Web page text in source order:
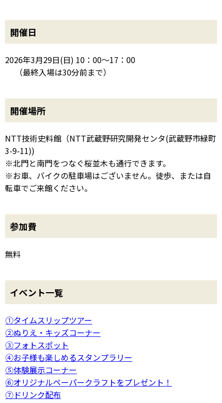
開催日
2026年3月29日(日) 10：00～17：00
（最終入場は30分前まで）
開催場所
NTT技術史料館（NTT武蔵野研究開発センタ(武蔵野市緑町
3-9-11))
※北門と南門をつなぐ桜並木も通行できます。
※お車、バイクの駐車場はございません。徒歩、または自
転車でご来館ください。
参加費
無料
イベント一覧
①タイムスリップツアー
②ぬりえ・キッズコーナー
③フォトスポット
④お子様も楽しめるスタンプラリー
⑤体験展示コーナー
⑥オリジナルペーパークラフトをプレゼント！
⑦ドリンク配布